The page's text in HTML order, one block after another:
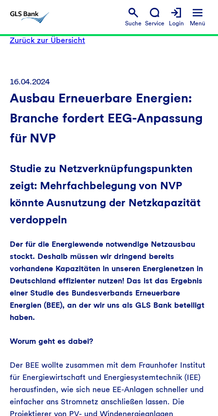
Suche Service Login Menü
Zurück zur Übersicht
16.04.2024
Ausbau Erneuerbare Energien:
Branche fordert EEG-Anpassung
für NVP
Studie zu Netzverknüpfungspunkten
zeigt: Mehrfachbelegung von NVP
könnte Ausnutzung der Netzkapazität
verdoppeln
Der für die Energiewende notwendige Netzausbau
stockt. Deshalb müssen wir dringend bereits
vorhandene Kapazitäten in unseren Energienetzen in
Deutschland effizienter nutzen! Das ist das Ergebnis
einer Studie des Bundesverbands Erneuerbare
Energien (BEE), an der wir uns als GLS Bank beteiligt
haben.
Worum geht es dabei?
Der BEE wollte zusammen mit dem Fraunhofer Institut
für Energiewirtschaft und Energiesystemtechnik (IEE)
herausfinden, wie sich neue EE-Anlagen schneller und
einfacher ans Stromnetz anschließen lassen. Die
Projektierer von PV- und Windenergieanlagen